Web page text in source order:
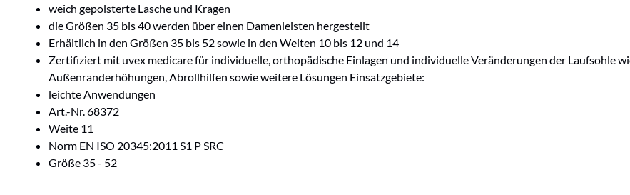
weich gepolsterte Lasche und Kragen
die Größen 35 bis 40 werden über einen Damenleisten hergestellt
Erhältlich in den Größen 35 bis 52 sowie in den Weiten 10 bis 12 und 14
Zertifiziert mit uvex medicare für individuelle, orthopädische Einlagen und individuelle Veränderungen der Laufsohle
Außenranderhöhungen, Abrollhilfen sowie weitere Lösungen Einsatzgebiete:
leichte Anwendungen
Art.-Nr. 68372
Weite 11
Norm EN ISO 20345:2011 S1 P SRC
Größe 35 - 52